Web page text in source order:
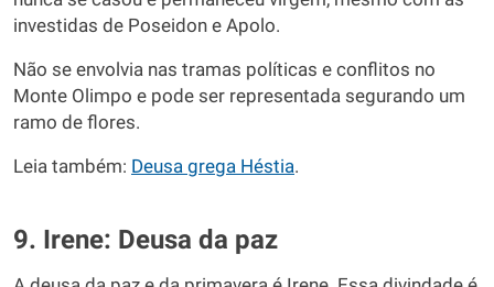
investidas de Poseidon e Apolo.
Não se envolvia nas tramas políticas e conflitos no
Monte Olimpo e pode ser representada segurando um
ramo de flores.
Leia também: Deusa grega Héstia.
9. Irene: Deusa da paz